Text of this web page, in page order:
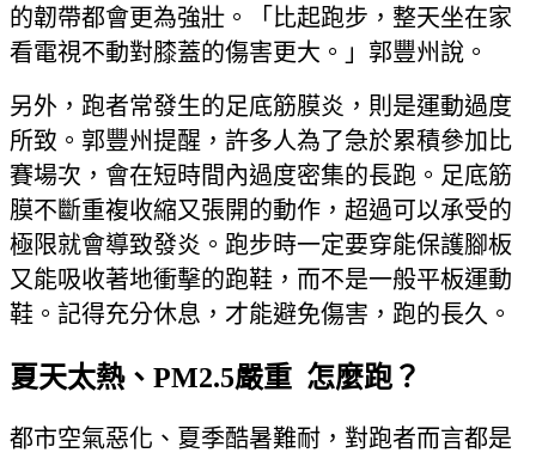
的韌帶都會更為強壯。「比起跑步，整天坐在家
看電視不動對膝蓋的傷害更大。」郭豐州說。
另外，跑者常發生的足底筋膜炎，則是運動過度
所致。郭豐州提醒，許多人為了急於累積參加比
賽場次，會在短時間內過度密集的長跑。足底筋
膜不斷重複收縮又張開的動作，超過可以承受的
極限就會導致發炎。跑步時一定要穿能保護腳板
又能吸收著地衝擊的跑鞋，而不是一般平板運動
鞋。記得充分休息，才能避免傷害，跑的長久。
夏天太熱、PM2.5嚴重 怎麼跑？
都市空氣惡化、夏季酷暑難耐，對跑者而言都是